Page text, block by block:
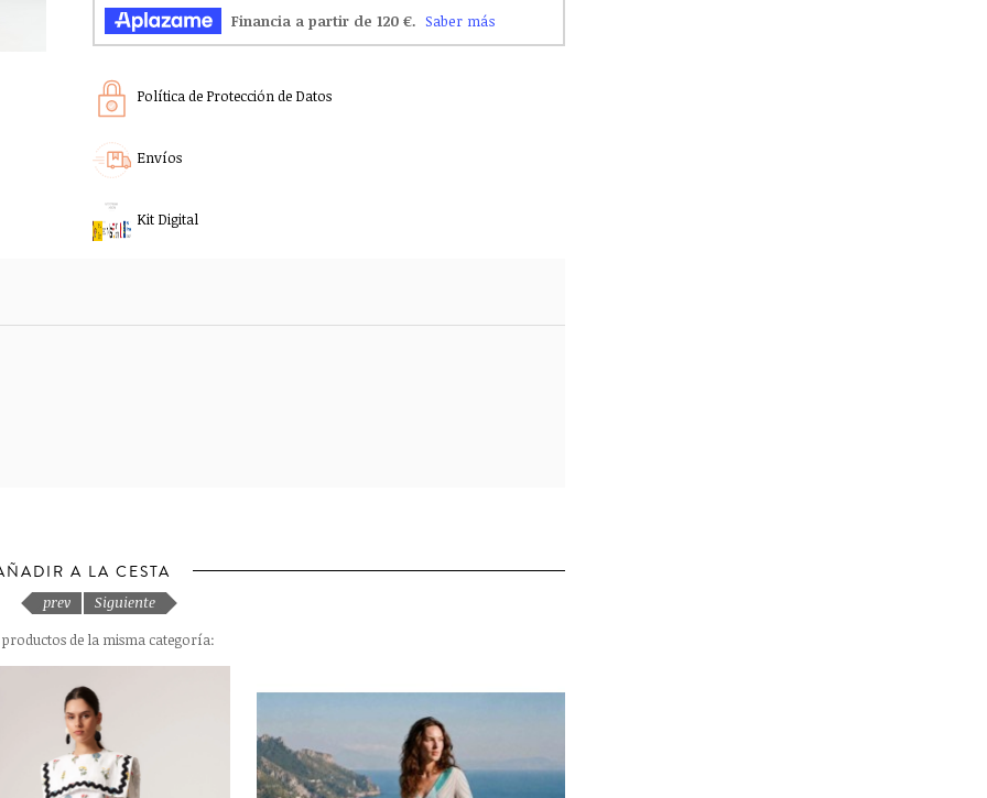
Política de Protección de Datos
Envíos
Kit Digital
A LA CESTA
productos de la misma categoría:
prev Siguiente